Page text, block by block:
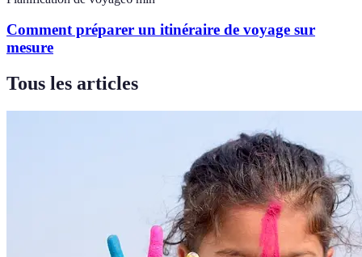
Comment préparer un itinéraire de voyage sur
mesure
Tous les articles